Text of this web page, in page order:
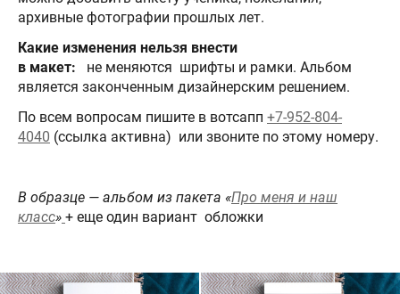
архивные фотографии прошлых лет.
Какие изменения нельзя внести
в макет:
не меняются шрифты и рамки. Альбом
является законченным дизайнерским решением.
По всем вопросам пишите в вотсапп +7-952-804-
4040 (ссылка активна) или звоните по этому номеру.
В образце — альбом из пакета «Про меня и наш
класс» + еще один вариант обложки